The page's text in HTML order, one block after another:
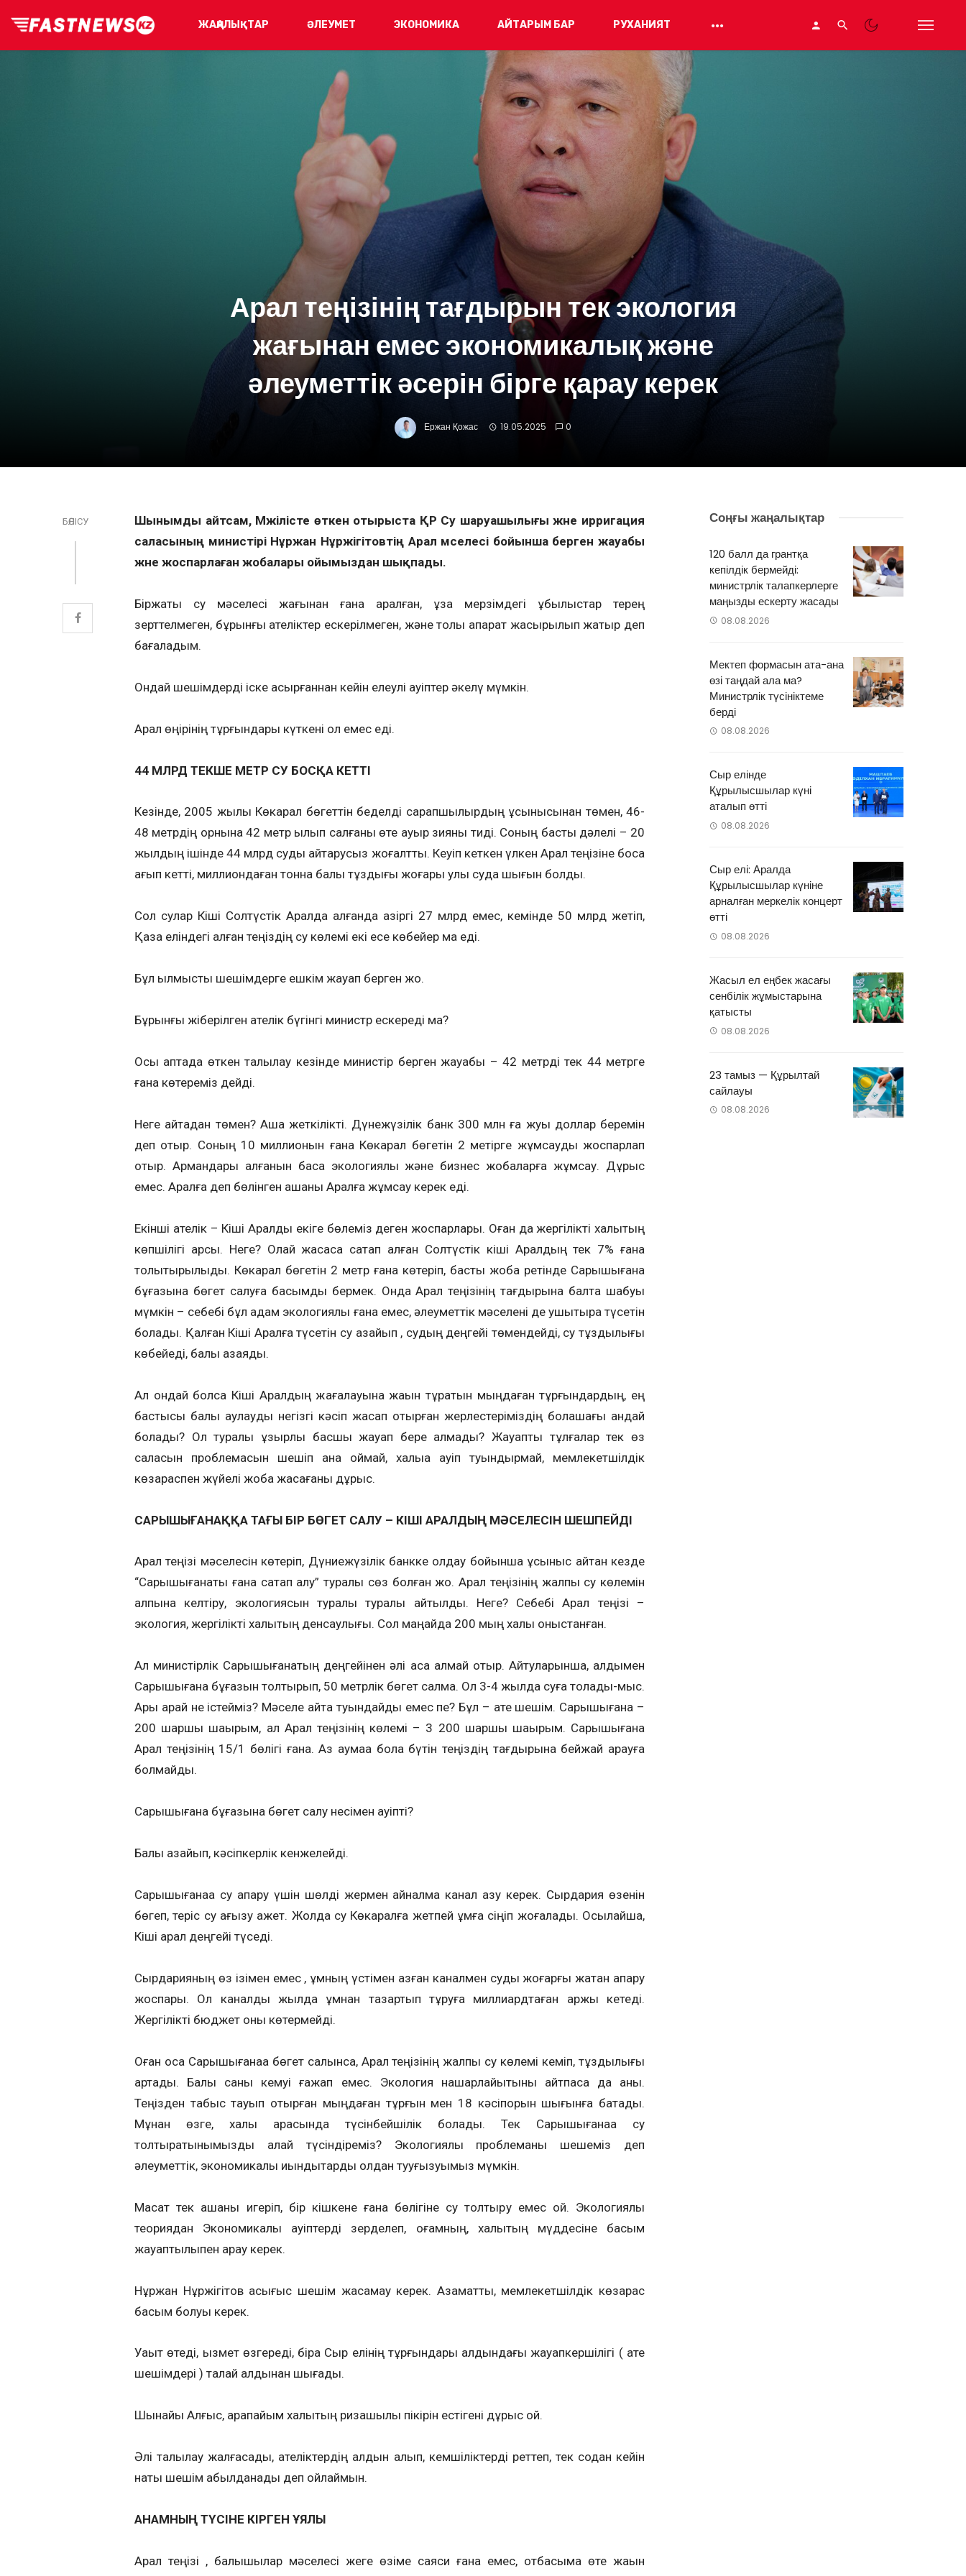
ЖАҢАЛЫҚТАР ӘЛЕУМЕТ ЭКОНОМИКА АЙТАРЫМ БАР РУХАНИЯТ
Арал теңізінің тағдырын тек экология
жағынан емес экономикалық және
әлеуметтік әсерін бірге қарау керек
Ержан Қожас 19.05.2025 0
БӨЛІСУ
Шынымды айтсам, Мәжілісте өткен отырыста ҚР Су шаруашылығы және ирригация
саласының министірі Нұржан Нұржігітовтің Арал мәселесі бойынша берген жауабы
және жоспарлаған жобалары ойымыздан шықпады.
Біржақты су мәселесі жағынан ғана қаралған, ұзақ мерзімдегі құбылыстар терең
зерттелмеген, бұрынғы қателіктер ескерілмеген, және толық ақпарат жасырылып жатыр деп
бағаладым.
Ондай шешімдерді іске асырғаннан кейін елеулі қауіптер әкелү мүмкін.
Арал өңірінің тұрғындары күткені ол емес еді.
44 МЛРД ТЕКШЕ МЕТР СУ БОСҚА КЕТТІ
Кезінде, 2005 жылы Көкарал бөгеттін беделді сарапшылырдың ұсынысынан төмен, 46-
48 метрдің орнына 42 метр қылып салғаны өте ауыр зияны тиді. Соның басты дәлелі – 20
жылдың ішінде 44 млрд суды қайтарусыз жоғалттық. Кеуіп кеткен үлкен Арал теңізіне босқа
ағып кетті, миллиондаған тонна балық тұздығы жоғары улы суда шығын болды.
Сол сулар Кіші Солтүстік Аралда қалғанда қазіргі 27 млрд емес, кемінде 50 млрд жетіп,
Қазақ еліндегі қалған теңіздің су көлемі екі есе көбейер ма еді.
Бұл қылмыстық шешімдерге ешкім жауап берген жоқ.
Бұрынғы жіберілген қателік бүгінгі министр ескереді ма?
Осы аптада өткен талқылау кезінде министір берген жауабы – 42 метрді тек 44 метрге
ғана көтереміз дейді.
Неге қайтадан төмен? Ақша жеткілікті. Дүнежүзілік банк 300 млн ға жуық доллар беремін
деп отыр. Соның 10 миллионын ғана Көкарал бөгетін 2 метірге жұмсауды жоспарлап
отыр. Армандары қалғанын басқа экологиялық және бизнес жобаларға жұмсау. Дұрыс
емес. Аралға деп бөлінген ақшаны Аралға жұмсау керек еді.
Екінші қателік – Кіші Аралды екіге бөлеміз деген жоспарлары. Оған да жергілікті халықтың
көпшілігі қарсы. Неге? Олай жасаса сақтап қалған Солтүстік кіші Аралдың тек 7% ғана
толықтырылыды. Көкарал бөгетін 2 метр ғана көтеріп, басты жоба ретінде Сарышығанақ
бұғазына бөгет салуға басымдық бермек. Онда Арал теңізінің тағдырына балта шабуы
мүмкін – себебі бұл қадам экологиялық ғана емес, әлеуметтік мәселені де ушықтыра түсетін
болады. Қалған Кіші Аралға түсетін су азайып , судың деңгейі төмендейді, су тұздылығы
көбейеді, балық азаяды.
Ал ондай болса Кіші Аралдың жағалауына жақын тұратын мыңдаған тұрғындардың, ең
бастысы балық аулауды негізгі кәсіп жасап отырған жерлестеріміздің болашағы қандай
болады? Ол туралы құзырлы басшы жауап бере алмады? Жауапты тұлғалар тек өз
саласын проблемасын шешіп қана қоймай, халыққа қауіп туындырмай, мемлекетшілдік
көзқараспен жүйелі жоба жасағаны дұрыс.
САРЫШЫҒАНАҚҚА ТАҒЫ БІР БӨГЕТ САЛУ – КІШІ АРАЛДЫҢ МӘСЕЛЕСІН ШЕШПЕЙДІ
Арал теңізі мәселесін көтеріп, Дүниежүзілік бaнкке қолдау бойынша ұсыныс айтқан кезде
“Сарышығанақты ғана сақтап қалу” туралы сөз болған жоқ. Арал теңізінің жалпы су көлемін
қалпына келтіру, экологиясын туралы туралы айтылды. Неге? Себебі Арал теңізі –
экология, жергілікті халықтың денсаулығы. Сол маңайда 200 мың халық қоныстанған.
Ал министірлік Сарышығанақтың деңгейінен әлі аса алмай отыр. Айтуларынша, алдымен
Сарышығанақ бұғазын толтырып, 50 метрлік бөгет салмақ. Ол 3-4 жылда суға толады-мыс.
Ары қарай не істейміз? Мәселе қайта туындайды емес пе? Бұл – қате шешім. Сарышығанақ –
200 шаршы шақырым, ал Арал теңізінің көлемі – 3 200 шаршы шақырым. Сарышығанақ
Арал теңізінің 15/1 бөлігі ғана. Аз аумаққа бола бүтін теңіздің тағдырына бейжай қарауға
болмайды.
Сарышығанақ бұғазына бөгет салу несімен қауіпті?
Балық азайып, кәсіпкерлік кенжелейді.
Сарышығанаққа су апару үшін шөлді жермен айналма канал қазу керек. Сырдария өзенін
бөгеп, теріс су ағызу қажет. Жолда су Көкаралға жетпей құмға сіңіп жоғалады. Осылайша,
Кіші арал деңгейі түседі.
Сырдарияның өз ізімен емес , құмның үстімен қазған каналмен суды жоғарғы жақтан апару
жоспары. Ол каналды жылда құмнан тазартып тұруға миллиардтаған қаржы кетеді.
Жергілікті бюджет оны көтермейді.
Оған қоса Сарышығанаққа бөгет салынса, Арал теңізінің жалпы су көлемі кеміп, тұздылығы
артады. Балық саны кемуі ғажап емес. Экология нашарлайытыны айтпаса да анық.
Теңізден табыс тауып отырған мыңдаған тұрғын мен 18 кәсіпорын шығынға батады.
Мұнан өзге, халық арасында түсінбейшілік болады. Тек Сарышығанаққа су
толтыратынымызды қалай түсіндіреміз? Экологиялық проблеманы шешеміз деп
әлеуметтік, экономикалық қиындықтарды қолдан тууғызуымыз мүмкін.
Мақсат тек ақшаны игеріп, бір кішкене ғана бөлігіне су толтыру емес қой. Экологиялық
теориядан Экономикалық қауіптерді зерделеп, қоғамның, халықтың мүддесіне басым
жауаптылықпен қарау керек.
Нұржан Нұржігітов асығыс шешім жасамау керек. Азаматтық, мемлекетшілдік көзқарас
басым болуы керек.
Уақыт өтеді, қызмет өзгереді, бірақ Сыр елінің тұрғындары алдындағы жауапкершілігі ( қате
шешімдері ) талай алдынан шығады.
Шынайы Алғыс, қарапайым халықтың ризашылық пікірін естігені дұрыс қой.
Әлі талқылау жалғасады, қателіктердің алдын алып, кемшіліктерді реттеп, тек содан кейін
нақты шешім қабылданады деп ойлаймын.
АНАМНЫҢ ТҮСІНЕ КІРГЕН ҰЯЛЫ
Арал теңізі , балықшылар мәселесі жеге өзіме саяси ғана емес, отбасыма өте жақын
Соңғы жаңалықтар
120 балл да грантқа
кепілдік бермейді:
министрлік талапкерлерге
маңызды ескерту жасады
08.08.2026
Мектеп формасын ата-ана
өзі таңдай ала ма?
Министрлік түсініктеме
берді
08.08.2026
Сыр елінде
Құрылысшылар күні
аталып өтті
08.08.2026
Сыр елі: Аралда
Құрылысшылар күніне
арналған меркелік концерт
өтті
08.08.2026
Жасыл ел еңбек жасағы
сенбілік жұмыстарына
қатысты
08.08.2026
23 тамыз — Құрылтай
сайлауы
08.08.2026